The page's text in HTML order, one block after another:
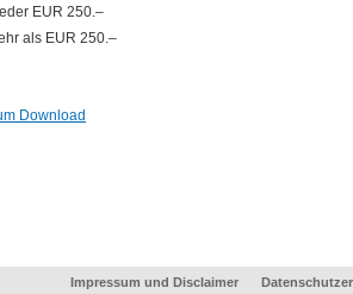
EUR 250.–
als EUR 250.–
Download
Impressum und Disclaimer